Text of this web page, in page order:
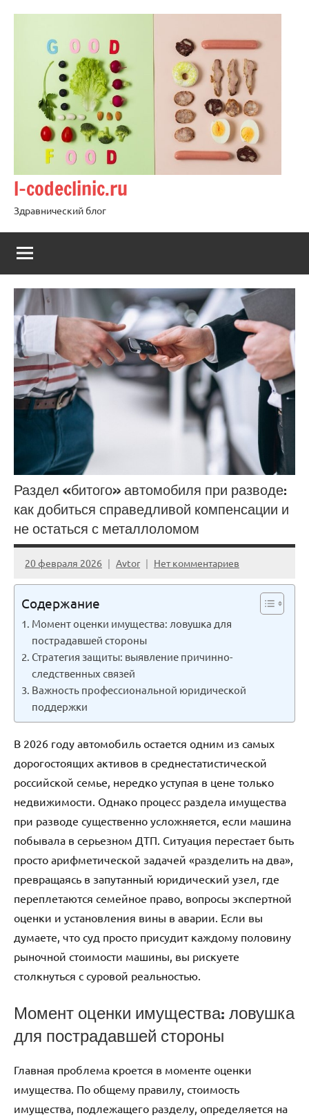
содержимому
l-codeclinic.ru
Здравнический блог
Раздел «битого» автомобиля при разводе:
как добиться справедливой компенсации и
не остаться с металлоломом
20 февраля 2026 Avtor Нет комментариев
Содержание
Момент оценки имущества: ловушка для
пострадавшей стороны
Стратегия защиты: выявление причинно-
следственных связей
Важность профессиональной юридической
поддержки
В 2026 году автомобиль остается одним из самых
дорогостоящих активов в среднестатистической
российской семье, нередко уступая в цене только
недвижимости. Однако процесс раздела имущества
при разводе существенно усложняется, если машина
побывала в серьезном ДТП. Ситуация перестает быть
просто арифметической задачей «разделить на два»,
превращаясь в запутанный юридический узел, где
переплетаются семейное право, вопросы экспертной
оценки и установления вины в аварии. Если вы
думаете, что суд просто присудит каждому половину
рыночной стоимости машины, вы рискуете
столкнуться с суровой реальностью.
Момент оценки имущества: ловушка
для пострадавшей стороны
Главная проблема кроется в моменте оценки
имущества. По общему правилу, стоимость
имущества, подлежащего разделу, определяется на